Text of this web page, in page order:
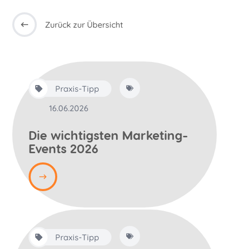
Zurück zur Übersicht
Praxis-Tipp
16.06.2026
Die wichtigsten Marketing-
Events 2026
Praxis-Tipp